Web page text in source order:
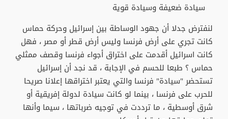
سيادة ضعيفة وسيادة قوية
لنفترض جدلا أن جهود الوساطة بين إسرائيل وحركة حماس
كانت تجري على أرض فرنسا وليس أرض قطر أو مصر ، فهل
كانت اسرائيل أقدمت على اختراق أجواء فرنسا وقصف ممثلي
حماس ؟ طبعا للحسم في الإجابة ، قد نجد أن إسرائيل
تستحضر "سيادة" فرنسا والتي يعتبر اختراقها إعلانا صريحا
للحرب على فرنسا ، بينما لو كانت سيادة لدولة إفريقية أو
شرق أوسطية ، ما ترددت في توجيه ضرباتها ، سيما وأنها